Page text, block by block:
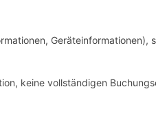
Geräteinformationen),
keine vollständigen